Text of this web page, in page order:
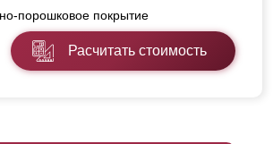
порошковое покрытие
Расчитать стоимость